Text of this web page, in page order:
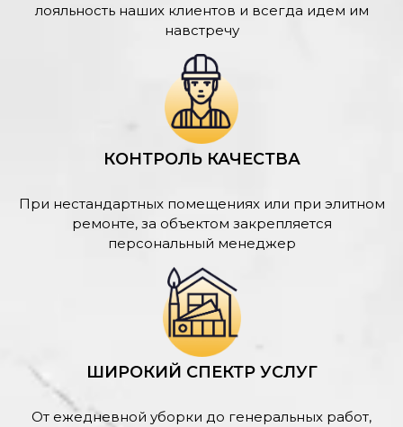
лояльность наших клиентов и всегда идем им
навстречу
КОНТРОЛЬ КАЧЕСТВА
При нестандартных помещениях или при элитном
ремонте, за объектом закрепляется
персональный менеджер
ШИРОКИЙ СПЕКТР УСЛУГ
От ежедневной уборки до генеральных работ,